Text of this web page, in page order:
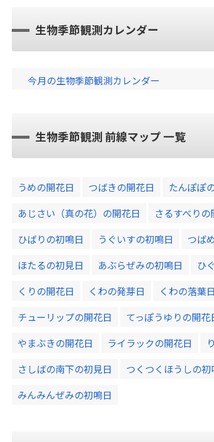
生物季節観測カレンダー
今月の生物季節観測カレンダー
生物季節観測 前線マップ 一覧
うめの開花日 つばきの開花日 たんぽぽ
あじさい（真の花）の開花日
さるすべりの
ひばりの初鳴日
うぐいすの初鳴日 つば
ほたるの初見日
あぶらぜみの初鳴日 ひ
くりの開花日
くわの発芽日 くわの落葉日
チューリップの開花日
てっぽうゆりの開花
やまぶきの開花日
ライラックの開花日
さしばの南下の初見日
つくつくほうしの初
みんみんぜみの初鳴日